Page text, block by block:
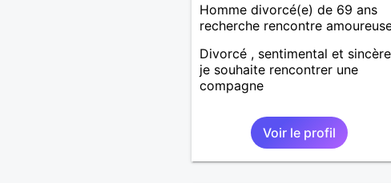
Homme divorcé(e) de 69 ans
recherche rencontre
Divorcé , sentimental et sincère
je souhaite rencontrer une
compagne
Voir le profil